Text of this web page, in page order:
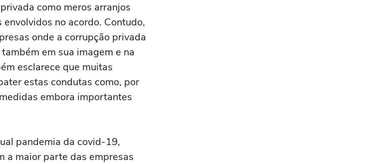
como meros arranjos
no acordo. Contudo,
onde a corrupção privada
em sua imagem e na
esclarece que muitas
estas condutas como, por
embora importantes
pandemia da covid-19,
a maior parte das empresas